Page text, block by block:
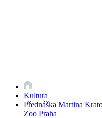
Kultura
Přednáška Martina
Zoo Praha